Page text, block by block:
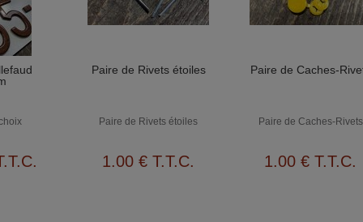
Paire de Rivets étoiles
Paire de Rivets étoiles
1.00 € T.T.C.
Paire de Caches-
Paire de Caches-Rivets
1.00 € T.T.C.